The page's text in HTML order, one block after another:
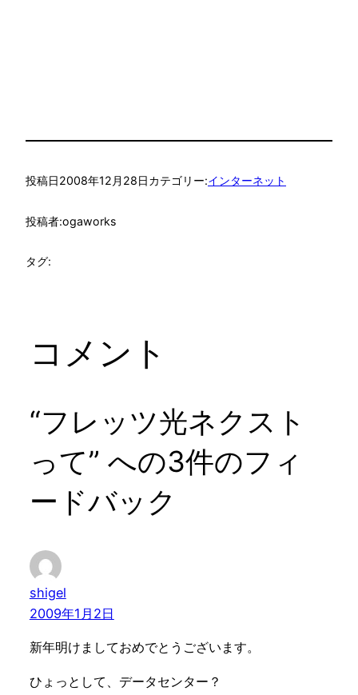
投稿日2008年12月28日カテゴリー:インターネット
投稿者:ogaworks
タグ:
コメント
“フレッツ光ネクスト
って” への3件のフィ
ードバック
shigel
2009年1月2日
新年明けましておめでとうございます。
ひょっとして、データセンター？